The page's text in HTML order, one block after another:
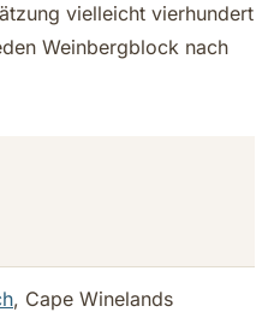
vielleicht vierhundert
Weinbergblock nach
, Cape Winelands